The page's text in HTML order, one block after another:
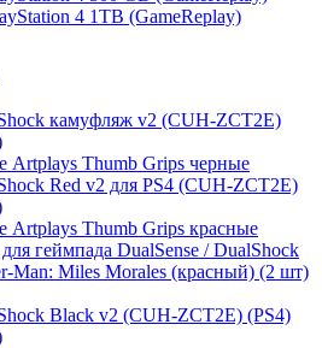
4 1TB (GameReplay)
камуфляж v2 (CUH-ZCT2E)
Artplays Thumb Grips черные
Red v2 для PS4 (CUH-ZCT2E)
Artplays Thumb Grips красные
геймпада DualSense / DualShock
Man: Miles Morales (красный) (2 шт)
Black v2 (CUH-ZCT2E) (PS4)